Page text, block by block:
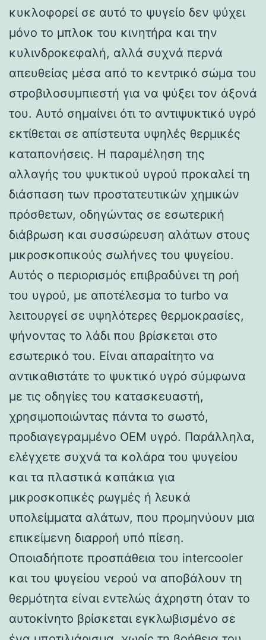
κυκλοφορεί σε αυτό το ψυγείο δεν ψύχει
μόνο το μπλοκ του κινητήρα και την
κυλινδροκεφαλή, αλλά συχνά περνά
απευθείας μέσα από το κεντρικό σώμα του
στροβιλοσυμπιεστή για να ψύξει τον άξονά
του. Αυτό σημαίνει ότι το αντιψυκτικό υγρό
εκτίθεται σε απίστευτα υψηλές θερμικές
καταπονήσεις. Η παραμέληση της
αλλαγής του ψυκτικού υγρού προκαλεί τη
διάσπαση των προστατευτικών χημικών
πρόσθετων, οδηγώντας σε εσωτερική
διάβρωση και συσσώρευση αλάτων στους
μικροσκοπικούς σωλήνες του ψυγείου.
Αυτός ο περιορισμός επιβραδύνει τη ροή
του υγρού, με αποτέλεσμα το turbo να
λειτουργεί σε υψηλότερες θερμοκρασίες,
ψήνοντας το λάδι που βρίσκεται στο
εσωτερικό του. Είναι απαραίτητο να
αντικαθιστάτε το ψυκτικό υγρό σύμφωνα
με τις οδηγίες του κατασκευαστή,
χρησιμοποιώντας πάντα το σωστό,
προδιαγεγραμμένο OEM υγρό. Παράλληλα,
ελέγχετε συχνά τα κολάρα του ψυγείου
και τα πλαστικά καπάκια για
μικροσκοπικές ρωγμές ή λευκά
υπολείμματα αλάτων, που προμηνύουν μια
επικείμενη διαρροή υπό πίεση.
Οποιαδήποτε προσπάθεια του intercooler
και του ψυγείου νερού να αποβάλουν τη
θερμότητα είναι εντελώς άχρηστη όταν το
αυτοκίνητο βρίσκεται εγκλωβισμένο σε